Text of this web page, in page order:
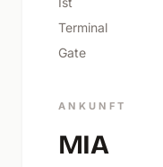
Terminal
Gate
ANKUNFT
MIA